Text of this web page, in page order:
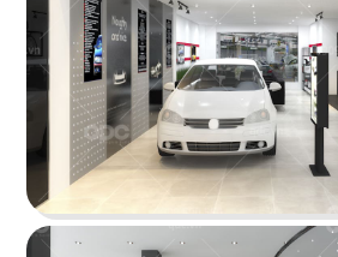
SPA HOA HƯỚNG
Thiết kế theo phong cách Mid-
gam màu hồng ấm làm bật lên vẻ
và trang nhã